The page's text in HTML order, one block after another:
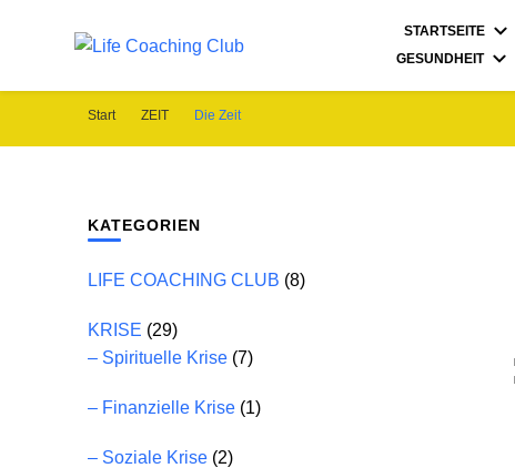
Life Coaching Club
STARTSEITE
GESUNDHEIT
Start ZEIT Die Zeit
KATEGORIEN
LIFE COACHING CLUB (8)
KRISE (29)
– Spirituelle Krise (7)
– Finanzielle Krise (1)
– Soziale Krise (2)